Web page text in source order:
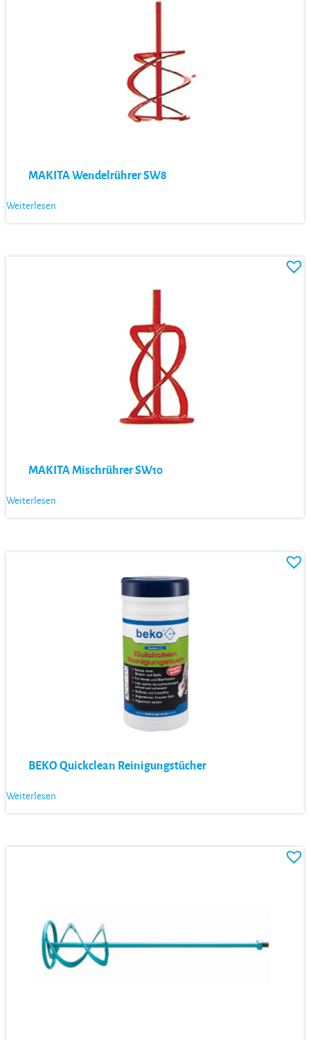
MAKITA Wendelrührer SW8
Weiterlesen
MAKITA Mischrührer SW10
Weiterlesen
BEKO Quickclean Reinigungstücher
Weiterlesen